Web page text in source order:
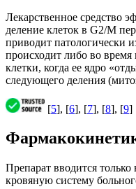
Лекарственное средство
деление клеток в G2/M
приводит патологически
происходит либо во
клетки, когда ее ядро
следующего деления
[5], [6], [7], [8], [9]
Препарат вводится
кровяную систему